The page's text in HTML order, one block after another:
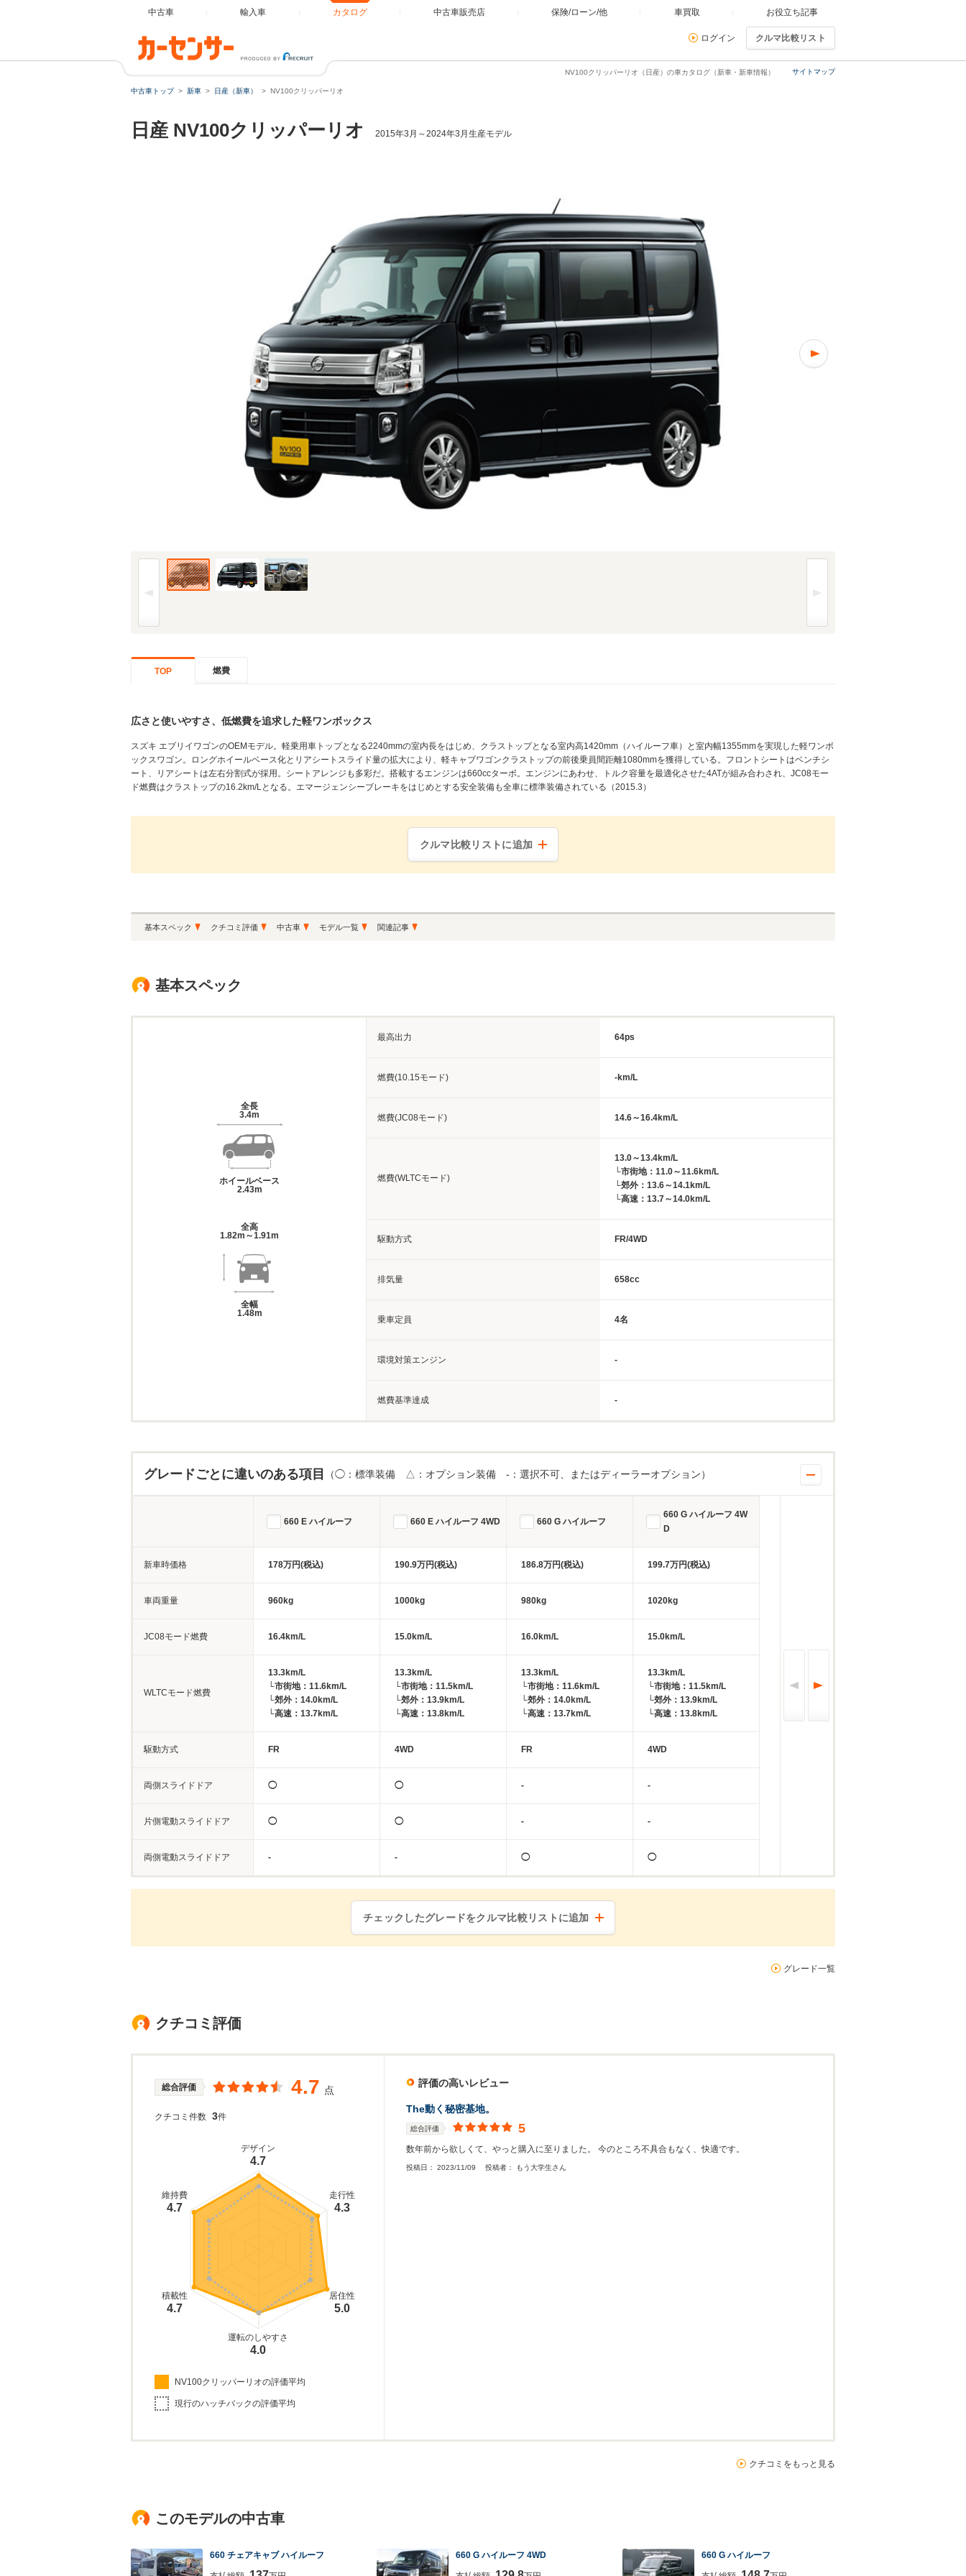
中古車 輸入車 カタログ 中古車販売店 保険/ローン/他 車買取 お役立ち記事
ログイン クルマ比較リスト
サイトマップ
NV100クリッパーリオ（日産）の車カタログ（新車・新車情報）
中古車トップ 新車 日産（新車） NV100クリッパーリオ
日産 NV100クリッパーリオ 2015年3月～2024年3月生産モデル
15年(H27)3月、FMC時のフロント。仕様はグレードにより異なります (1/3枚)
TOP 燃費
広さと使いやすさ、低燃費を追求した軽ワンボックス
スズキ エブリイワゴンのOEMモデル。軽乗用車トップとなる2240mmの室内長をはじめ、クラストップとなる室内高1420mm（ハイルーフ車）と室内幅1355mmを実現した軽ワンボ
ックスワゴン。ロングホイールベース化とリアシートスライド量の拡大により、軽キャブワゴンクラストップの前後乗員間距離1080mmを獲得している。フロントシートはベンチシ
ート、リアシートは左右分割式が採用。シートアレンジも多彩だ。搭載するエンジンは660ccターボ。エンジンにあわせ、トルク容量を最適化させた4ATが組み合わされ、JC08モー
ド燃費はクラストップの16.2km/Lとなる。エマージェンシーブレーキをはじめとする安全装備も全車に標準装備されている（2015.3）
クルマ比較リストに追加
基本スペック クチコミ評価 中古車 モデル一覧 関連記事
基本スペック
全長
3.4m
ホイールベース
2.43m
全高
1.82m～1.91m
全幅
1.48m
最高出力 64ps
燃費(10.15モード) -km/L
燃費(JC08モード) 14.6～16.4km/L
燃費(WLTCモード)
13.0～13.4km/L
└市街地：11.0～11.6km/L
└郊外：13.6～14.1km/L
└高速：13.7～14.0km/L
駆動方式 FR/4WD
排気量 658cc
乗車定員 4名
環境対策エンジン -
燃費基準達成 -
グレードごとに違いのある項目 （◯：標準装備 △：オプション装備 -：選択不可、またはディーラーオプション）
新車時価格
車両重量
JC08モード燃費
WLTCモード燃費
駆動方式
両側スライドドア
片側電動スライドドア
両側電動スライドドア
660 E ハイルーフ 660 E ハイルーフ 4WD 660 G ハイルーフ
660 G ハイルーフ 4W
D
178万円(税込) 190.9万円(税込) 186.8万円(税込) 199.7万円(税込)
960kg 1000kg 980kg 1020kg
16.4km/L 15.0km/L 16.0km/L 15.0km/L
13.3km/L
└市街地：11.6km/L
└郊外：14.0km/L
└高速：13.7km/L
13.3km/L
└市街地：11.5km/L
└郊外：13.9km/L
└高速：13.8km/L
13.3km/L
└市街地：11.6km/L
└郊外：14.0km/L
└高速：13.7km/L
13.3km/L
└市街地：11.5km/L
└郊外：13.9km/L
└高速：13.8km/L
FR 4WD FR 4WD
◯ ◯ - -
◯ ◯ - -
- - ◯ ◯
チェックしたグレードをクルマ比較リストに追加
グレード一覧
クチコミ評価
総合評価 4.7 点
クチコミ件数 3件
デザイン
4.7
走行性
4.3
居住性
5.0
運転のしやすさ
4.0
積載性
4.7
維持費
4.7
NV100クリッパーリオの評価平均
現行のハッチバックの評価平均
評価の高いレビュー
The動く秘密基地。
総合評価 5
数年前から欲しくて、やっと購入に至りました。 今のところ不具合もなく、快適です。
投稿日： 2023/11/09 投稿者： もう大学生さん
クチコミをもっと見る
このモデルの中古車
660 チェアキャブ ハイルーフ 660 G ハイルーフ 4WD 660 G ハイルーフ